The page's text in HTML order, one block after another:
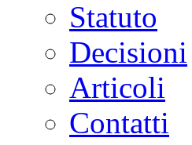
Statuto
Decisioni
Articoli
Contatti